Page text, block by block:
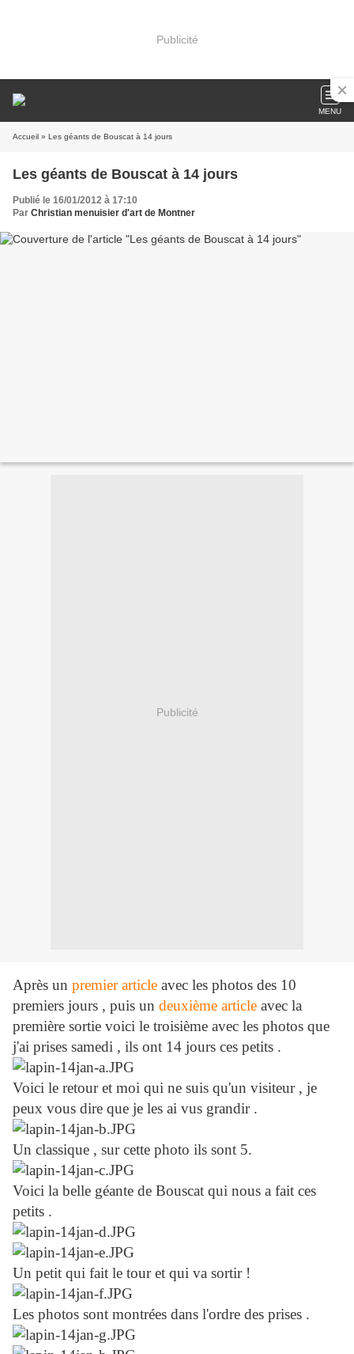
Publicité
MENU
Accueil » Les géants de Bouscat à 14 jours
Les géants de Bouscat à 14 jours
Publié le 16/01/2012 à 17:10
Par Christian menuisier d'art de Montner
Publicité
Après un premier article avec les photos des 10
premiers jours , puis un deuxième article avec la
première sortie voici le troisième avec les photos que
j'ai prises samedi , ils ont 14 jours ces petits .
Voici le retour et moi qui ne suis qu'un visiteur , je
peux vous dire que je les ai vus grandir .
Un classique , sur cette photo ils sont 5.
Voici la belle géante de Bouscat qui nous a fait ces
petits .
Un petit qui fait le tour et qui va sortir !
Les photos sont montrées dans l'ordre des prises .